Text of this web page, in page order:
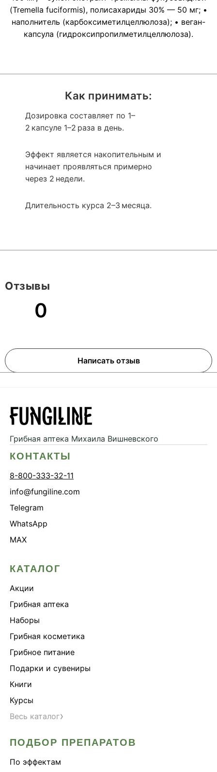
Как принимать:
Дозировка составляет по 1–
2 капсуле 1–2 раза в день.
Эффект является накопительным и
начинает проявляться примерно
через 2 недели.
Длительность курса 2–3 месяца.
(Tremella fuciformis), полисахариды 30% — 50 мг; •
наполнитель (карбоксиметилцеллюлоза); • веган-
капсула (гидроксипропилметилцеллюлоза).
0
Написать отзыв
Отзывы
Грибная аптека Михаила Вишневского
КОНТАКТЫ
8-800-333-32-11
info@fungiline.com
Telegram
WhatsApp
MAX
КАТАЛОГ
Акции
Грибная аптека
Наборы
Грибная косметика
Грибное питание
Подарки и сувениры
Книги
Курсы
Весь каталог›
ПОДБОР ПРЕПАРАТОВ
По эффектам